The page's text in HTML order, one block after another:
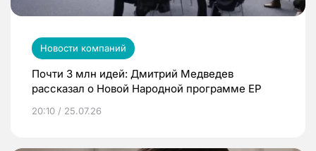
Новости компаний
Почти 3 млн идей: Дмитрий Медведев
рассказал о Новой Народной программе ЕР
20:10 / 25.07.26